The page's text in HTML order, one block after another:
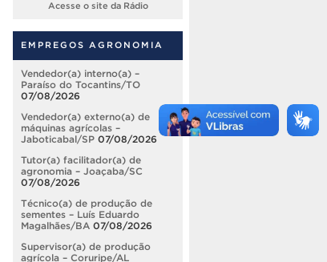
Acesse o site da Rádio
EMPREGOS AGRONOMIA
Vendedor(a) interno(a) –
Paraíso do Tocantins/TO
07/08/2026
Vendedor(a) externo(a) de
máquinas agrícolas –
Jaboticabal/SP 07/08/2026
Tutor(a) facilitador(a) de
agronomia – Joaçaba/SC
07/08/2026
Técnico(a) de produção de
sementes – Luís Eduardo
Magalhães/BA 07/08/2026
Supervisor(a) de produção
agrícola – Coruripe/AL